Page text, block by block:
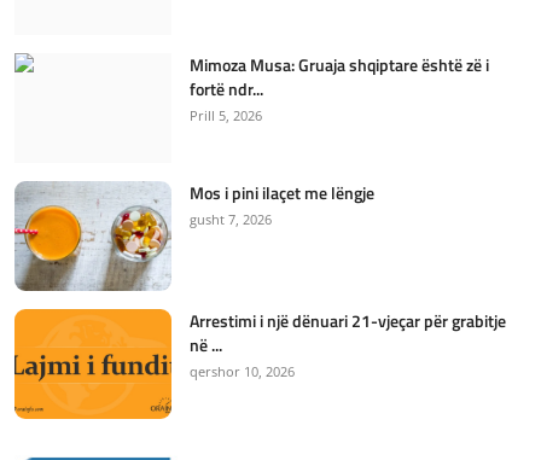
Mimoza Musa: Gruaja shqiptare është zë i
fortë ndr...
Prill 5, 2026
Mos i pini ilaçet me lëngje
gusht 7, 2026
Arrestimi i një dënuari 21-vjeçar për grabitje
në ...
qershor 10, 2026